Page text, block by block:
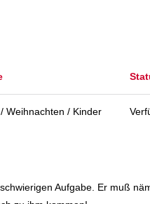
Weihnachten / Kinder
Aufgabe. Er muß